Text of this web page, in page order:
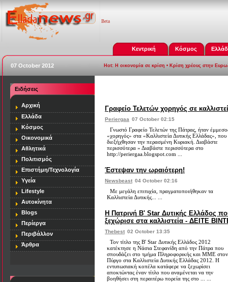
Beta
Κεντρική Κόσμος
07 October 2012 Hot: Η οικονομία σε κρίση • Κρίση χρέους στην
Ειδήσεις
Αρχική
Ελλάδα
Κόσμος
Οικονομικά
Αθλητικά
Πολιτισμός
Επιστήμη/Τεχνολογία
Υγεία
Lifestyle
Αυτοκίνητα
Blogs
Περίεργα
Περιβάλλον
Άρθρα
Γραφείο Τελετών χορηγός σε
Periergaa 07 October 02:15
Γνωστό Γραφείο Τελετών της Πάτρας, ήταν
«χορηγός» στα «Καλλιστεία Δυτικής Ελλάδας», που
διεξήχθησαν την περασμένη Κυριακή. Διαβάστε
περισσότερα » Διαβάστε περισσότερα στο
http://periergaa.blogspot.com ...
Έστεψαν την ωραιότερη!
Newsbeast 04 October 02:16
Με μεγάλη επιτυχία, πραγματοποιήθηκαν τα
Καλλιστεία Δυτικής... ...
Η Πατρινή B' Star Δυτικής Ελλάδος
ξεχώρισε στα καλλιστεία - ΔΕΙΤΕ
Thebest 02 October 13:35
Τον τίτλο της B' Star Δυτικής Ελλάδος 2012
κατέκτησε η Νάσια Στεφανίδη από την Πάτρα που
σπουδάζει στο τμήμα Πληροφορικής και ΜΜΕ στον
Πύργο στα Καλλιστεία Δυτικής Ελλάδας 2012. Η
εντυπωσιακή κοπέλα κατάφερε να ξεχωρίσει
αποκτώντας έναν τίτλο που αναμένεται να την
βοηθήσει στη περαιτέρω πορεία της στο ... ...